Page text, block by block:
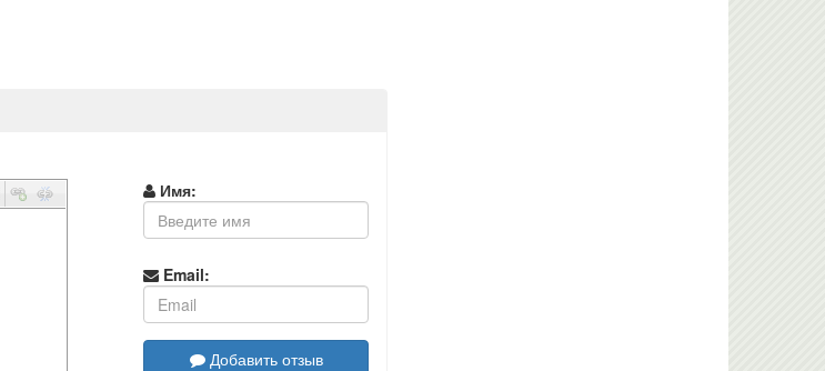
Имя:
Email:
Добавить отзыв